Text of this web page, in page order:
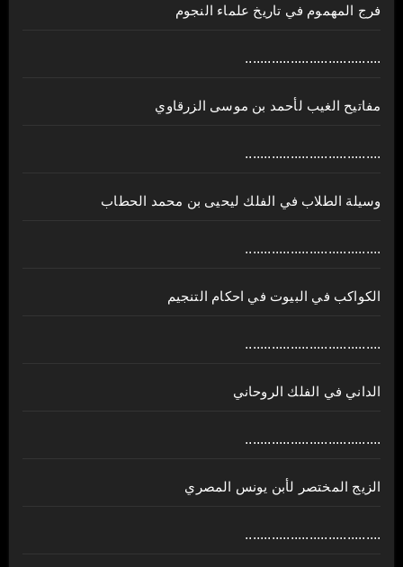
فرج المهموم في تاريخ علماء النجوم
....................................
مفاتيح الغيب لأحمد بن موسى الزرقاوي
....................................
وسيلة الطلاب في الفلك ليحيى بن محمد الحطاب
....................................
الكواكب في البيوت في احكام التنجيم
....................................
الداني في الفلك الروحاني
....................................
الزيج المختصر لأبن يونس المصري
....................................